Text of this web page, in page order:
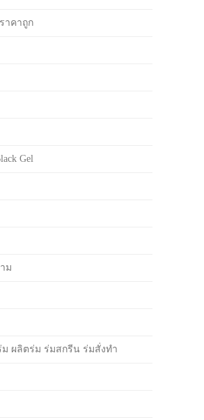
าคาถูก
Gel
ม
ม ผลิตร่ม ร่มสกรีน ร่มสั่งทำ